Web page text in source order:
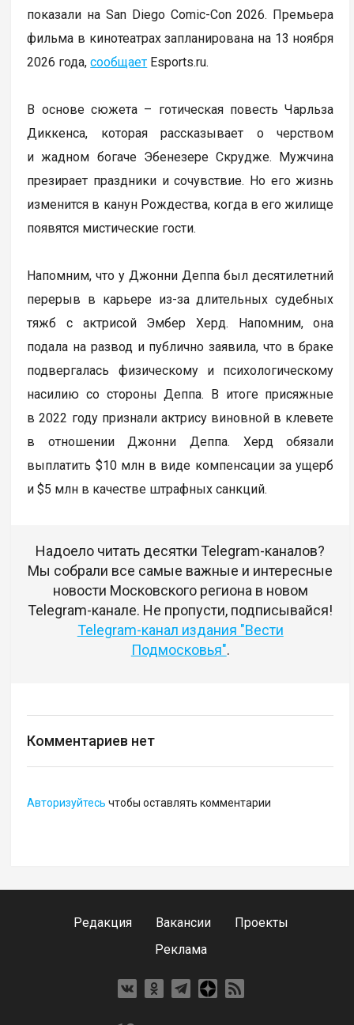
показали на San Diego Comic-Con 2026. Премьера
фильма в кинотеатрах запланирована на 13 ноября
2026 года,сообщает Еsports.ru.
В основе сюжета – готическая повесть Чарльза
Диккенса, которая рассказывает о черством
и жадном богаче Эбенезере Скрудже. Мужчина
презирает праздники и сочувствие. Но его жизнь
изменится в канун Рождества, когда в его жилище
появятся мистические гости.
Напомним, что у Джонни Деппа был десятилетний
перерыв в карьере из-за длительных судебных
тяжб с актрисой Эмбер Херд. Напомним, она
подала на развод и публично заявила, что в браке
подвергалась физическому и психологическому
насилию со стороны Деппа. В итоге присяжные
в 2022 году признали актрису виновной в клевете
в отношении Джонни Деппа. Херд обязали
выплатить $10 млн в виде компенсации за ущерб
и $5 млн в качестве штрафных санкций.
Надоело читать десятки Telegram-каналов?
Мы собрали все самые важные и интересные
новости Московского региона в новом
Telegram-канале. Не пропусти, подписывайся!
Telegram-канал издания "Вести
Подмосковья".
Комментариев нет
Авторизуйтесь чтобы оставлять комментарии
Редакция Вакансии
Проекты
Реклама